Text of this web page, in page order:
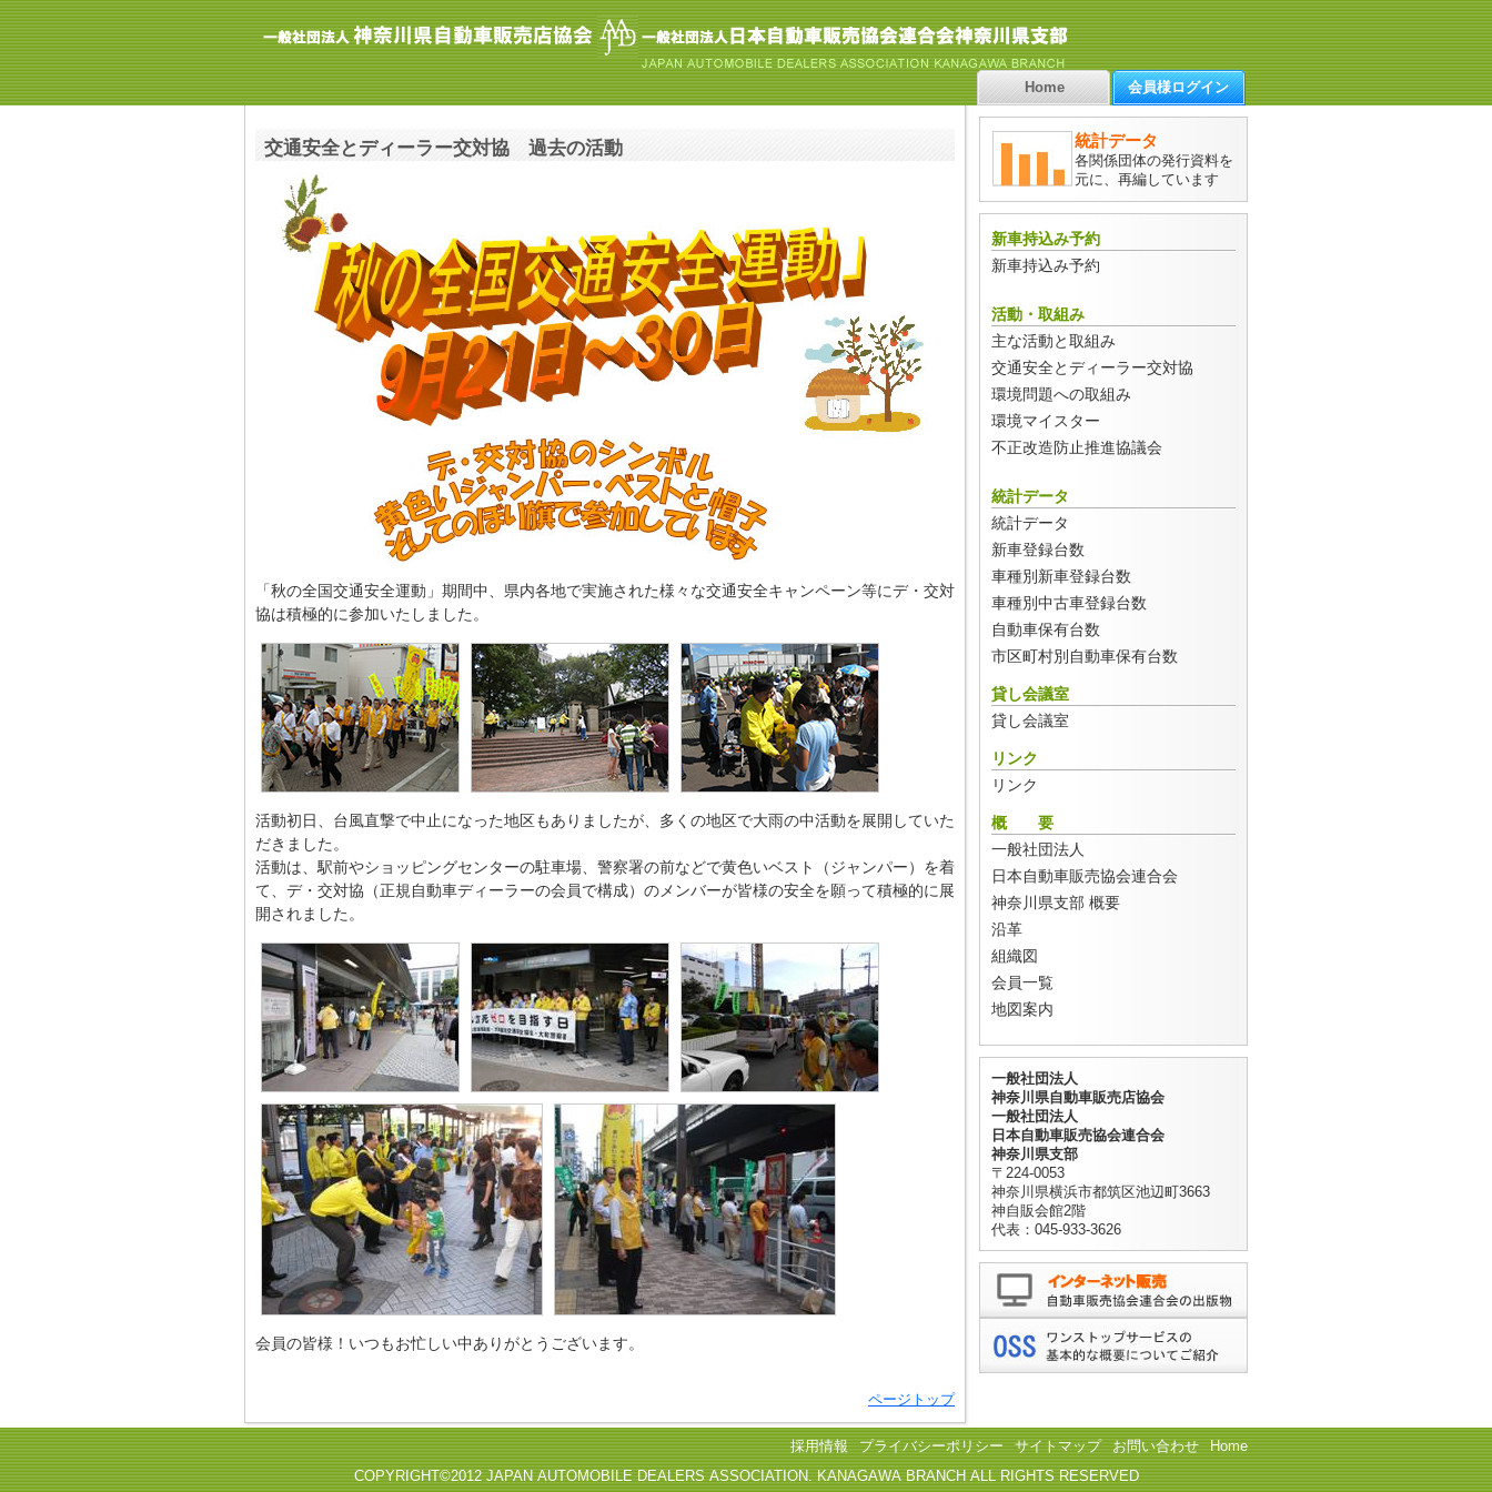
Home 会員様ログイン
交通安全とディーラー交対協 過去の活動
「秋の全国交通安全運動」期間中、県内各地で実施された様々な交通安全キャンペーン等にデ・交対
協は積極的に参加いたしました。
活動初日、台風直撃で中止になった地区もありましたが、多くの地区で大雨の中活動を展開していた
だきました。
活動は、駅前やショッピングセンターの駐車場、警察署の前などで黄色いベスト（ジャンパー）を着
て、デ・交対協（正規自動車ディーラーの会員で構成）のメンバーが皆様の安全を願って積極的に展
開されました。
会員の皆様！いつもお忙しい中ありがとうございます。
ページトップ
統計データ
各関係団体の発行資料を
元に、再編しています
新車持込み予約
新車持込み予約
活動・取組み
主な活動と取組み
交通安全とディーラー交対協
環境問題への取組み
環境マイスター
不正改造防止推進協議会
統計データ
統計データ
新車登録台数
車種別新車登録台数
車種別中古車登録台数
自動車保有台数
市区町村別自動車保有台数
貸し会議室
貸し会議室
リンク
リンク
概 要
一般社団法人
日本自動車販売協会連合会
神奈川県支部 概要
沿革
組織図
会員一覧
地図案内
一般社団法人
神奈川県自動車販売店協会
一般社団法人
日本自動車販売協会連合会
神奈川県支部
〒224-0053
神奈川県横浜市都筑区池辺町3663
神自販会館2階
代表：045-933-3626
Home
お問い合わせ
サイトマップ
プライバシーポリシー
採用情報
COPYRIGHT©2012 JAPAN AUTOMOBILE DEALERS ASSOCIATION. KANAGAWA BRANCH ALL RIGHTS RESERVED